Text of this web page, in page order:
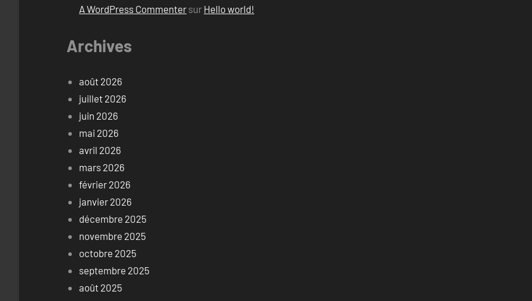
A WordPress Commenter sur Hello world!
Archives
août 2026
juillet 2026
juin 2026
mai 2026
avril 2026
mars 2026
février 2026
janvier 2026
décembre 2025
novembre 2025
octobre 2025
septembre 2025
août 2025